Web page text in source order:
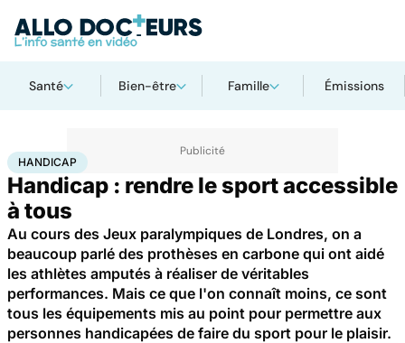
Santé Bien-être Famille Émissions
AccueilSanté Maladies
HANDICAP
Handicap : rendre le sport accessible
à tous
Au cours des Jeux paralympiques de Londres, on a
beaucoup parlé des prothèses en carbone qui ont aidé
les athlètes amputés à réaliser de véritables
performances. Mais ce que l'on connaît moins, ce sont
tous les équipements mis au point pour permettre aux
personnes handicapées de faire du sport pour le plaisir.